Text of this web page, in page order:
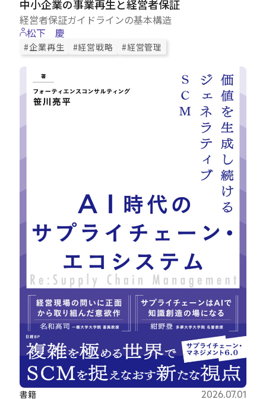
中小企業の事業再生と経営者保証
経営者保証ガイドラインの基本構造
松下 慶
#企業再生 #経営戦略 #経営管理
書籍 2026.07.01